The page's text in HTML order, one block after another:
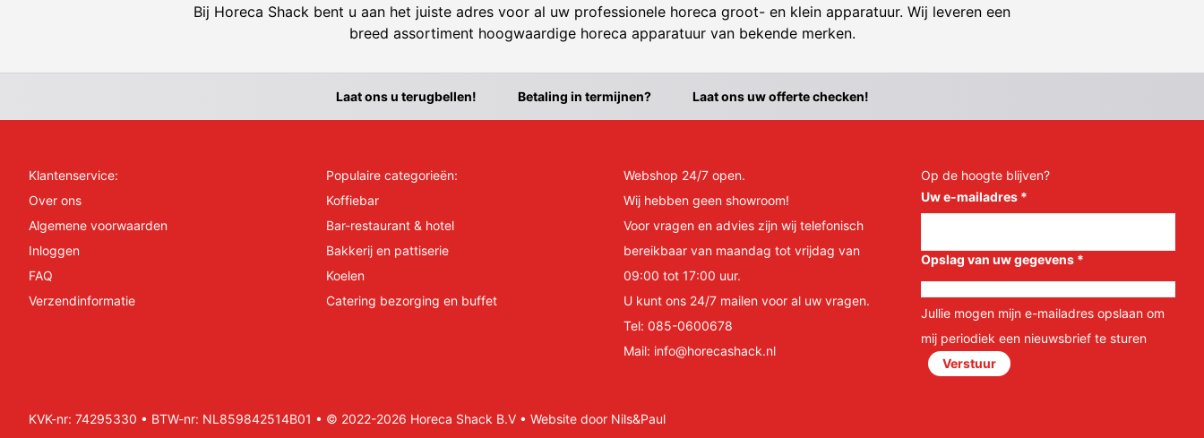
Bij Horeca Shack bent u aan het juiste adres voor al uw professionele horeca groot- en klein apparatuur. Wij leveren een
breed assortiment hoogwaardige horeca apparatuur van bekende merken.
Laat ons u terugbellen! Betaling in termijnen? Laat ons uw offerte checken!
Klantenservice:
Over ons
Algemene voorwaarden
Inloggen
FAQ
Verzendinformatie
Populaire categorieën:
Koffiebar
Bar-restaurant & hotel
Bakkerij en pattiserie
Koelen
Catering bezorging en buffet
Webshop 24/7 open.
Wij hebben geen showroom!
Voor vragen en advies zijn wij telefonisch
bereikbaar van maandag tot vrijdag van
09:00 tot 17:00 uur.
U kunt ons 24/7 mailen voor al uw vragen.
Tel: 085-0600678
Mail: info@horecashack.nl
Op de hoogte blijven?
Uw e-mailadres *
Opslag van uw gegevens *
Jullie mogen mijn e-mailadres opslaan om
mij periodiek een nieuwsbrief te sturen
Verstuur
KVK-nr: 74295330 • BTW-nr: NL859842514B01 • © 2022-2026 Horeca Shack B.V • Website door Nils&Paul